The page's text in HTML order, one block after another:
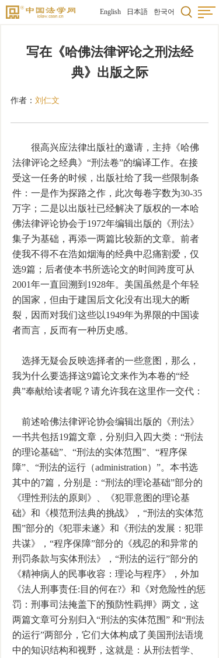
English 日本語 한국어
写在《哈佛法律评论之刑法经
典》出版之际
作者： 刘仁文
很高兴应法律出版社的邀请，主持《哈佛
法律评论之经典》“刑法卷”的编译工作。在接
受这一任务的时候，出版社给了我一些限制条
件：一是作为探路之作，此次每卷字数为30-35
万字；二是以出版社已经解决了版权的一本哈
佛法律评论协会于1972年编辑出版的《刑法》
集子为基础，再添一两篇比较新的文章。前者
使我不得不在浩如烟海的经典中忍痛割爱，仅
选9篇；后者使本书所选论文的时间跨度可从
2001年一直回溯到1928年。美国虽然是个年轻
的国家，但由于建国后文化没有出现大的断
裂，因而对我们这些以1949年为界限的中国读
者而言，反而有一种历史感。
选择无疑会反映选择者的一些意图，那么，
我为什么要选择这9篇论文来作为本卷的“经
典”奉献给读者呢？请允许我在这里作一交代：
前述哈佛法律评论协会编辑出版的《刑法》
一书共包括19篇文章，分别归入四大类：“刑法
的理论基础”、“刑法的实体范围”、“程序保
障”、“刑法的运行（administration）”。本书选
其中的7篇，分别是：“刑法的理论基础”部分的
《理性刑法的原则》、《犯罪意图的理论基
础》和《模范刑法典的挑战》，“刑法的实体范
围”部分的《犯罪未遂》和《刑法的发展：犯罪
共谋》，“程序保障”部分的《残忍的和异常的
刑罚条款与实体刑法》，“刑法的运行”部分的
《精神病人的民事收容：理论与程序》，外加
《法人刑事责任:目的何在?》和《对危险性的惩
罚：刑事司法掩盖下的预防性羁押》两文，这
两篇文章可分别归入“刑法的实体范围” 和“刑法
的运行”两部分，它们大体构成了美国刑法语境
中的知识结构和视野，这就是：从刑法哲学、